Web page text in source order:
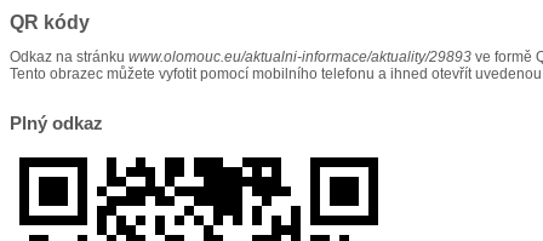
QR kódy
Odkaz na stránku www.olomouc.eu/aktualni-informace/aktuality/29893 ve formě
Tento obrazec můžete vyfotit pomocí mobilního telefonu a ihned otevřít
Plný odkaz